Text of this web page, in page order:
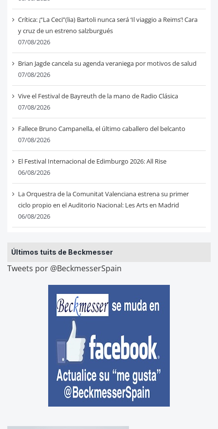
Crítica: ¡“La Ceci”(lia) Bartoli nunca será ‘Il viaggio a Reims’! Cara
y cruz de un estreno salzburgués
07/08/2026
Brian Jagde cancela su agenda veraniega por motivos de salud
07/08/2026
Vive el Festival de Bayreuth de la mano de Radio Clásica
07/08/2026
Fallece Bruno Campanella, el último caballero del belcanto
07/08/2026
El Festival Internacional de Edimburgo 2026: All Rise
06/08/2026
La Orquestra de la Comunitat Valenciana estrena su primer
ciclo propio en el Auditorio Nacional: Les Arts en Madrid
06/08/2026
Últimos tuits de Beckmesser
Tweets por @BeckmesserSpain